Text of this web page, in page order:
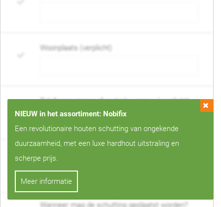
Woonplaats (verplicht)
Telefoonnummer of mobiel nummer (verplicht)
E-mail adres (verplicht)
Wanneer mag de schutting geplaatst worden?
NIEUW in het assortiment: Nobifix
Een revolutionaire houten schutting van ongekende
duurzaamheid, met een luxe hardhout uitstraling en
scherpe prijs.
Meer informatie